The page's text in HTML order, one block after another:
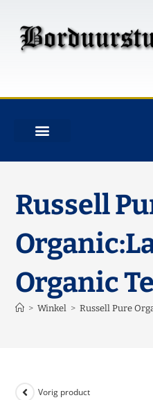
Russell
Organic
> Winkel > Russell Pure
Vorig product